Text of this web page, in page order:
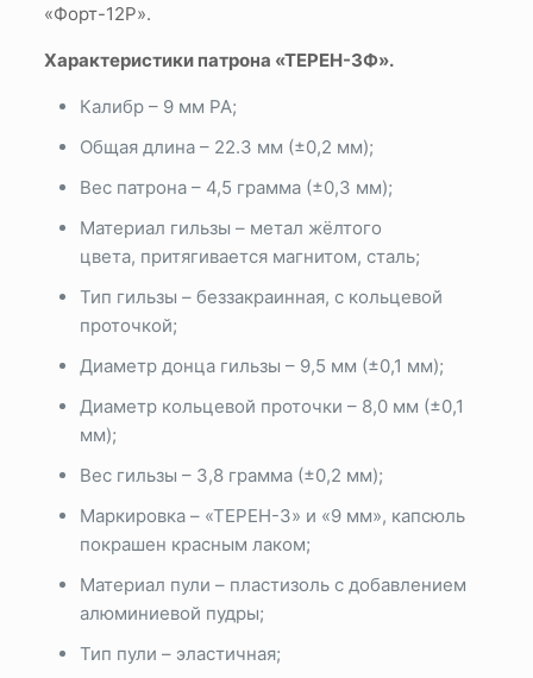
«Форт-12Р».
Характеристики патрона «ТЕРЕН-3Ф».
Калибр – 9 мм РА;
Общая длина – 22.3 мм (±0,2 мм);
Вес патрона – 4,5 грамма (±0,3 мм);
Материал гильзы – метал жёлтого
цвета, притягивается магнитом, сталь;
Тип гильзы – беззакраинная, с кольцевой
проточкой;
Диаметр донца гильзы – 9,5 мм (±0,1 мм);
Диаметр кольцевой проточки – 8,0 мм (±0,1
мм);
Вес гильзы – 3,8 грамма (±0,2 мм);
Маркировка – «ТЕРЕН-3» и «9 мм», капсюль
покрашен красным лаком;
Материал пули – пластизоль с добавлением
алюминиевой пудры;
Тип пули – эластичная;